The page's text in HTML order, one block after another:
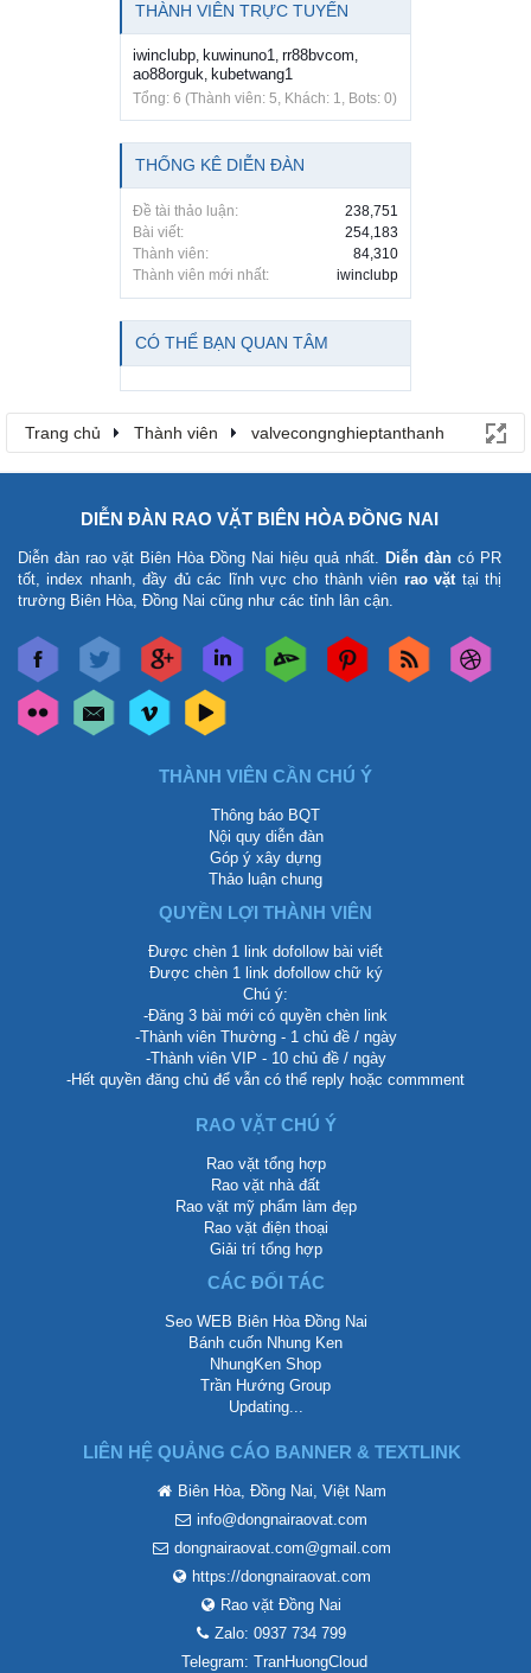
THÀNH VIÊN TRỰC TUYẾN
iwinclubp, kuwinuno1, rr88bvcom,
ao88orguk, kubetwang1
Tổng: 6 (Thành viên: 5, Khách: 1, Bots: 0)
THỐNG KÊ DIỄN ĐÀN
Đề tài thảo luận:
238,751
Bài viết:
254,183
Thành viên:
84,310
Thành viên mới nhất:
iwinclubp
CÓ THỂ BẠN QUAN TÂM
Trang chủ Thành viên valvecongnghieptanthanh
DIỄN ĐÀN RAO VẶT BIÊN HÒA ĐỒNG NAI
Diễn đàn rao vặt Biên Hòa Đồng Nai hiệu quả nhất. Diễn đàn có PR
tốt, index nhanh, đầy đủ các lĩnh vực cho thành viên rao vặttại thị
trường Biên Hòa, Đồng Nai cũng như các tỉnh lân cận.
THÀNH VIÊN CẦN CHÚ Ý
Thông báo BQT
Nội quy diễn đàn
Góp ý xây dựng
Thảo luận chung
QUYỀN LỢI THÀNH VIÊN
Được chèn 1 link dofollow bài viết
Được chèn 1 link dofollow chữ ký
Chú ý:
-Đăng 3 bài mới có quyền chèn link
-Thành viên Thường - 1 chủ đề / ngày
-Thành viên VIP - 10 chủ đề / ngày
-Hết quyền đăng chủ để vẫn có thể reply hoặc commment
RAO VẶT CHÚ Ý
Rao vặt tổng hợp
Rao vặt nhà đất
Rao vặt mỹ phẩm làm đẹp
Rao vặt điện thoại
Giải trí tổng hợp
CÁC ĐỐI TÁC
Seo WEB Biên Hòa Đồng Nai
Bánh cuốn Nhung Ken
NhungKen Shop
Trần Hướng Group
Updating...
LIÊN HỆ QUẢNG CÁO BANNER & TEXTLINK
Biên Hòa, Đồng Nai, Việt Nam
info@dongnairaovat.com
dongnairaovat.com@gmail.com
https://dongnairaovat.com
Rao vặt Đồng Nai
Zalo: 0937 734 799
Telegram: TranHuongCloud